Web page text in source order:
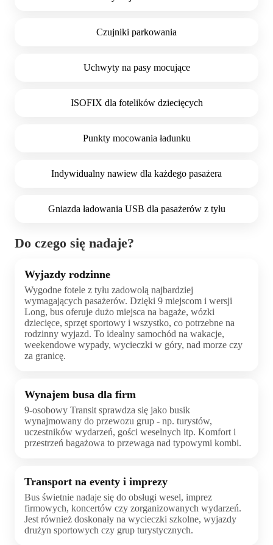
Czujniki parkowania
Uchwyty na pasy mocujące
ISOFIX dla fotelików dziecięcych
Punkty mocowania ładunku
Indywidualny nawiew dla każdego pasażera
Gniazda ładowania USB dla pasażerów z tyłu
Do czego się nadaje?
Wyjazdy rodzinne
Wygodne fotele z tyłu zadowolą najbardziej
wymagających pasażerów. Dzięki 9 miejscom i wersji
Long, bus oferuje dużo miejsca na bagaże, wózki
dziecięce, sprzęt sportowy i wszystko, co potrzebne na
rodzinny wyjazd. To idealny samochód na wakacje,
weekendowe wypady, wycieczki w góry, nad morze czy
za granicę.
Wynajem busa dla firm
9-osobowy Transit sprawdza się jako busik
wynajmowany do przewozu grup - np. turystów,
uczestników wydarzeń, gości weselnych itp. Komfort i
przestrzeń bagażowa to przewaga nad typowymi kombi.
Transport na eventy i imprezy
Bus świetnie nadaje się do obsługi wesel, imprez
firmowych, koncertów czy zorganizowanych wydarzeń.
Jest również doskonały na wycieczki szkolne, wyjazdy
drużyn sportowych czy grup turystycznych.